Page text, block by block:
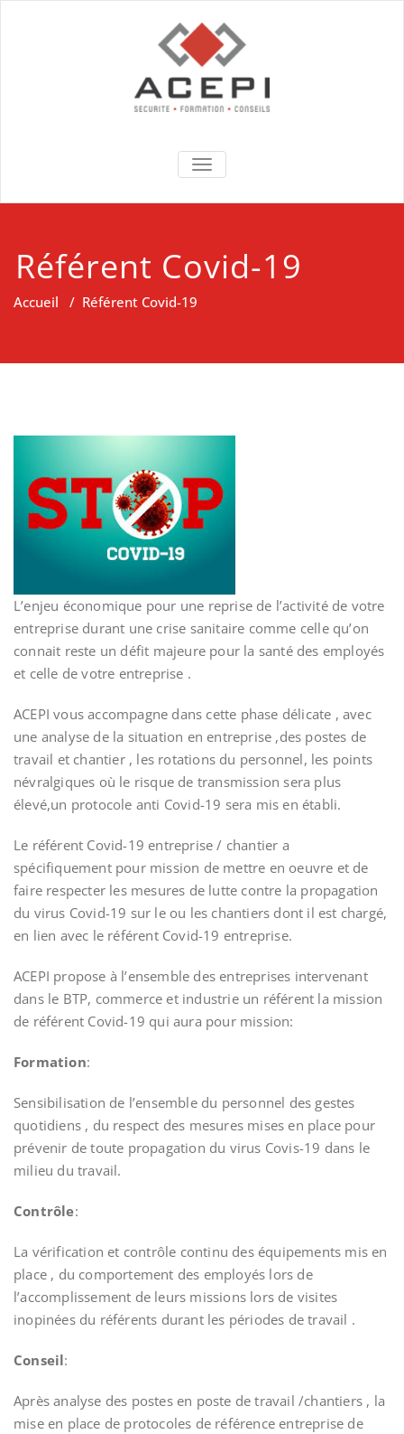
Acepi conseils
TOGGLE NAVIGATION
Référent Covid-19
Accueil / Référent Covid-19
L’enjeu économique pour une reprise de l’activité de votre
entreprise durant une crise sanitaire comme celle qu’on
connait reste un défit majeure pour la santé des employés
et celle de votre entreprise .
ACEPI vous accompagne dans cette phase délicate , avec
une analyse de la situation en entreprise ,des postes de
travail et chantier , les rotations du personnel, les points
névralgiques où le risque de transmission sera plus
élevé,un protocole anti Covid-19 sera mis en établi.
Le référent Covid-19 entreprise / chantier a
spécifiquement pour mission de mettre en oeuvre et de
faire respecter les mesures de lutte contre la propagation
du virus Covid-19 sur le ou les chantiers dont il est chargé,
en lien avec le référent Covid-19 entreprise.
ACEPI propose à l’ensemble des entreprises intervenant
dans le BTP, commerce et industrie un référent la mission
de référent Covid-19 qui aura pour mission:
Formation:
Sensibilisation de l’ensemble du personnel des gestes
quotidiens , du respect des mesures mises en place pour
prévenir de toute propagation du virus Covis-19 dans le
milieu du travail.
Contrôle:
La vérification et contrôle continu des équipements mis en
place , du comportement des employés lors de
l’accomplissement de leurs missions lors de visites
inopinées du référents durant les périodes de travail .
Conseil:
Après analyse des postes en poste de travail /chantiers , la
mise en place de protocoles de référence entreprise de